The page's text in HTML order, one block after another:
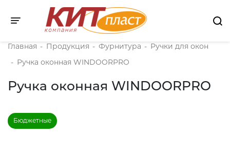
Toggle navigation
Главная - Продукция - Фурнитура - Ручки для окон
- Ручка оконная WINDOORPRO
Ручка оконная WINDOORPRO
Бюджетные